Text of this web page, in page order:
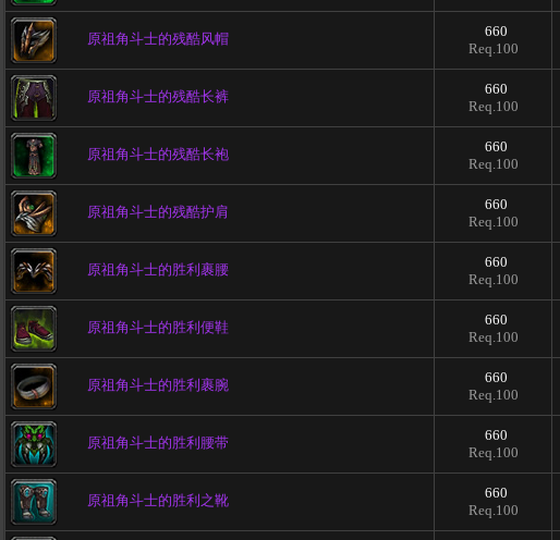
原祖角斗士的残酷风帽
660
Req.100
原祖角斗士的残酷长裤
660
Req.100
原祖角斗士的残酷长袍
660
Req.100
原祖角斗士的残酷护肩
660
Req.100
原祖角斗士的胜利裹腰
660
Req.100
原祖角斗士的胜利便鞋
660
Req.100
原祖角斗士的胜利裹腕
660
Req.100
原祖角斗士的胜利腰带
660
Req.100
原祖角斗士的胜利之靴
660
Req.100